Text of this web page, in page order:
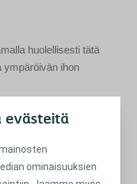
evästeitä
ominaisuuksien
huolellisesti tätä
ympäröivän ihon